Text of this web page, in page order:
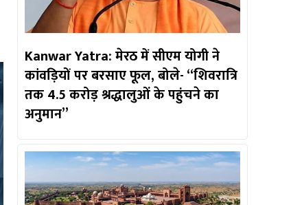
Kanwar Yatra: मेरठ में सीएम योगी ने
कांवड़ियों पर बरसाए फूल, बोले- “शिवरात्रि
तक 4.5 करोड़ श्रद्धालुओं के पहुंचने का
अनुमान”